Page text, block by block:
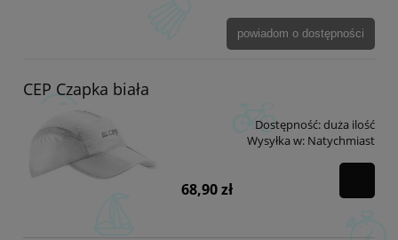
powiadom o dostępności
CEP Czapka biała
Dostępność:duża ilość
Wysyłka w: Natychmiast
68,90 zł